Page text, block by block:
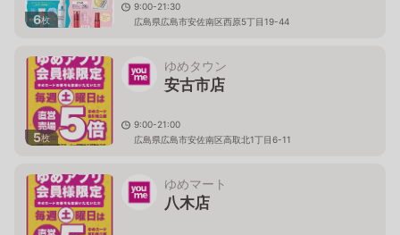
6枚
9:00-21:30
広島県広島市安佐南区西原5丁目19-44
5枚
ゆめタウン
安古市店
9:00-21:00
広島県広島市安佐南区高取北1丁目6-11
ゆめマート
八木店